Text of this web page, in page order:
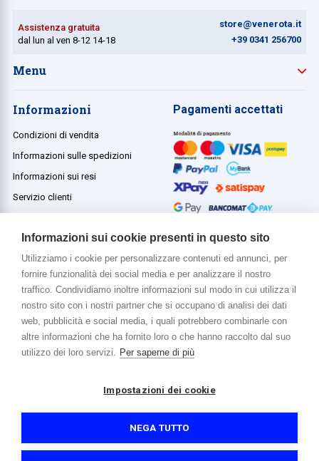
Assistenza gratuita
dal lun al ven 8-12 14-18
store@venerota.it
+39 0341 256700
Menu
Informazioni
Condizioni di vendita
Informazioni sulle spedizioni
Informazioni sui resi
Servizio clienti
Pagamenti accettati
Di più su di noi
www.venerota.it
P. IVA e Cod. Fiscale 01215890136
Registro imprese Lecco REA 174228
Informativa sulla privacy e cookieAccessibilitàCredits
Informazioni sui cookie presenti in questo sito
Utilizziamo i cookie per personalizzare contenuti ed annunci, per
fornire funzionalità dei social media e per analizzare il nostro
traffico. Condividiamo inoltre informazioni sul modo in cui utilizza il
nostro sito con i nostri partner che si occupano di analisi dei dati
web, pubblicità e social media, i quali potrebbero combinarle con
altre informazioni che ha fornito loro o che hanno raccolto dal suo
utilizzo dei loro servizi. Per saperne di più
Impostazioni dei cookie
NEGA TUTTO